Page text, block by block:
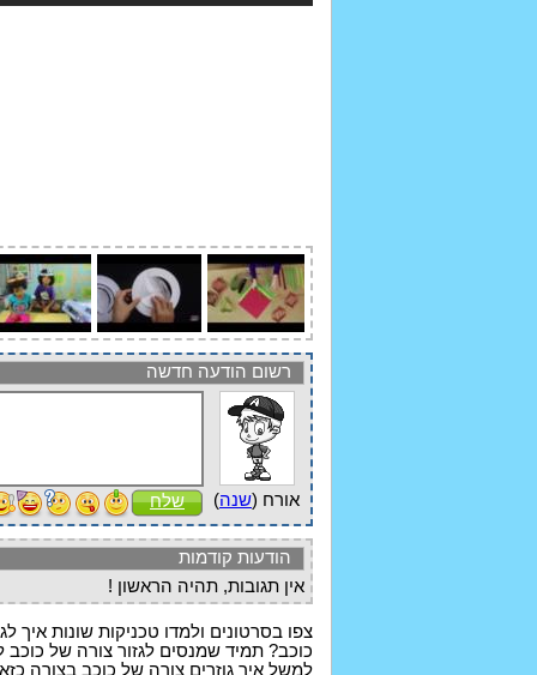
רשום הודעה חדשה
אורח (שנה) שלח
הודעות קודמות
אין תגובות, תהיה הראשון !
צפו בסרטונים ולמדו טכניקות שונות איך
כוכב? תמיד שמנסים לגזור צורה של
למשל איך גוזרים צורה של כוכב בצורה